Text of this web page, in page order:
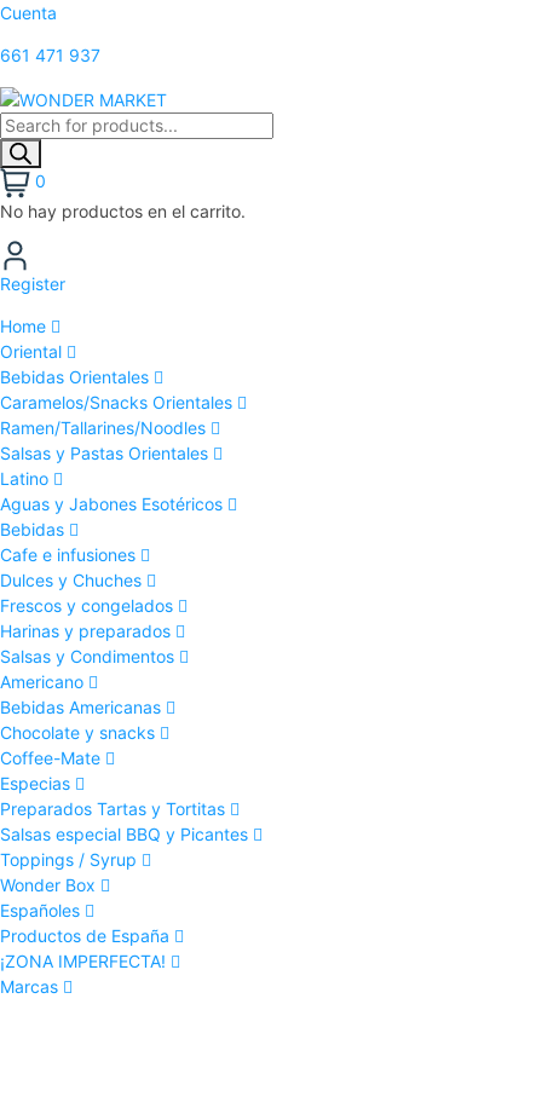
Cuenta
661 471 937
0
No hay productos en el carrito.
Register
Home
Oriental
Bebidas Orientales
Caramelos/Snacks Orientales
Ramen/Tallarines/Noodles
Salsas y Pastas Orientales
Latino
Aguas y Jabones Esotéricos
Bebidas
Cafe e infusiones
Dulces y Chuches
Frescos y congelados
Harinas y preparados
Salsas y Condimentos
Americano
Bebidas Americanas
Chocolate y snacks
Coffee-Mate
Especias
Preparados Tartas y Tortitas
Salsas especial BBQ y Picantes
Toppings / Syrup
Wonder Box
Españoles
Productos de España
¡ZONA IMPERFECTA!
Marcas